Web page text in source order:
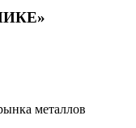
металлов